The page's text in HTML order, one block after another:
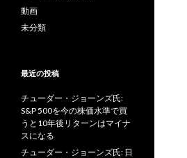
動画
未分類
最近の投稿
チューダー・ジョーンズ氏:
S&P 500を今の株価水準で買
うと10年後リターンはマイナ
スになる
チューダー・ジョーンズ氏: 日